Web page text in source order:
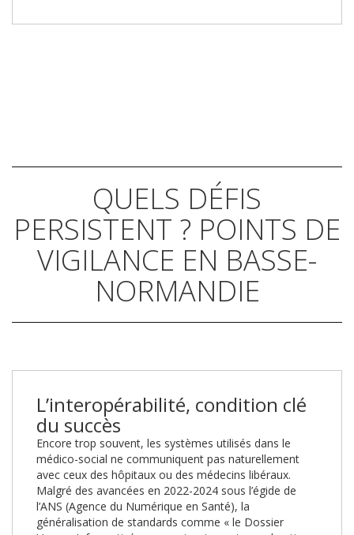
QUELS DÉFIS
PERSISTENT ? POINTS DE
VIGILANCE EN BASSE-
NORMANDIE
L’interopérabilité, condition clé
du succès
Encore trop souvent, les systèmes utilisés dans le
médico-social ne communiquent pas naturellement
avec ceux des hôpitaux ou des médecins libéraux.
Malgré des avancées en 2022-2024 sous l’égide de
l’ANS (Agence du Numérique en Santé), la
généralisation de standards comme « le Dossier